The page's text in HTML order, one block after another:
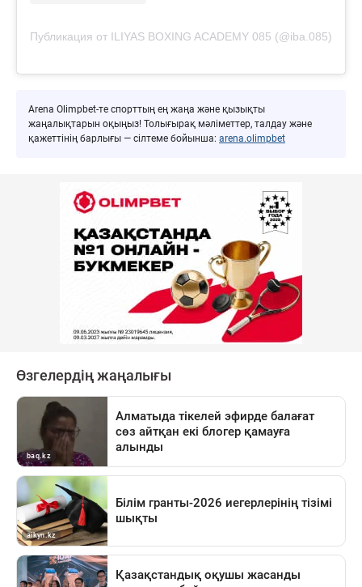
Публикация от ILIYAS BOXING ACADEMY 085 (@iba.085)
Arena Olimpbet-те спорттың ең жаңа және қызықты
жаңалықтарын оқыңыз! Толығырақ мәліметтер, талдау және
қажеттінің барлығы — сілтеме бойынша: arena.olimpbet